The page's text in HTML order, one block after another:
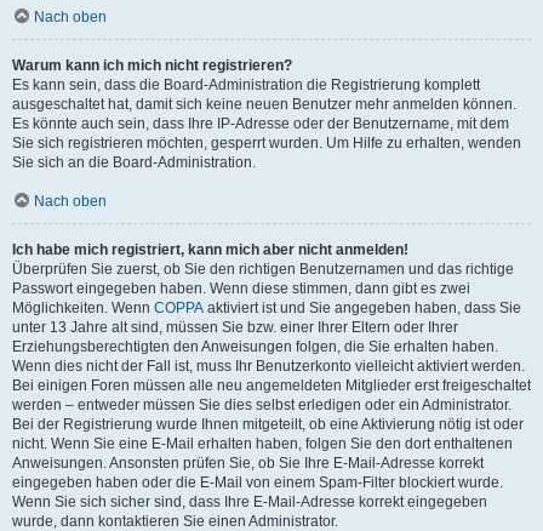
Nach oben
Warum kann ich mich nicht registrieren?
Es kann sein, dass die Board-Administration die Registrierung komplett
ausgeschaltet hat, damit sich keine neuen Benutzer mehr anmelden können.
Es könnte auch sein, dass Ihre IP-Adresse oder der Benutzername, mit dem
Sie sich registrieren möchten, gesperrt wurden. Um Hilfe zu erhalten, wenden
Sie sich an die Board-Administration.
Nach oben
Ich habe mich registriert, kann mich aber nicht anmelden!
Überprüfen Sie zuerst, ob Sie den richtigen Benutzernamen und das richtige
Passwort eingegeben haben. Wenn diese stimmen, dann gibt es zwei
Möglichkeiten. Wenn COPPA aktiviert ist und Sie angegeben haben, dass Sie
unter 13 Jahre alt sind, müssen Sie bzw. einer Ihrer Eltern oder Ihrer
Erziehungsberechtigten den Anweisungen folgen, die Sie erhalten haben.
Wenn dies nicht der Fall ist, muss Ihr Benutzerkonto vielleicht aktiviert werden.
Bei einigen Foren müssen alle neu angemeldeten Mitglieder erst freigeschaltet
werden – entweder müssen Sie dies selbst erledigen oder ein Administrator.
Bei der Registrierung wurde Ihnen mitgeteilt, ob eine Aktivierung nötig ist oder
nicht. Wenn Sie eine E-Mail erhalten haben, folgen Sie den dort enthaltenen
Anweisungen. Ansonsten prüfen Sie, ob Sie Ihre E-Mail-Adresse korrekt
eingegeben haben oder die E-Mail von einem Spam-Filter blockiert wurde.
Wenn Sie sich sicher sind, dass Ihre E-Mail-Adresse korrekt eingegeben
wurde, dann kontaktieren Sie einen Administrator.